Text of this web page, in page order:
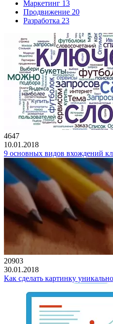
Маркетинг 13
Продвижение 20
Разработка 23
4647
10.01.2018
9 основных видов вхождений
20903
30.01.2018
Как сделать картинку